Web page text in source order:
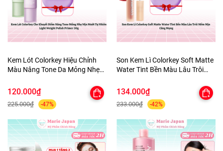
Kem Lót Colorkey Hiệu Chỉnh
Màu Nâng Tone Da Mỏng Nhẹ
Primer 30g - TẶNG 1 BÔNG MÚT
120.000₫
225.000₫ -47%
Son Kem Lì Colorkey Soft Matte
Water Tint Bền Màu Lâu Trôi
MÚT TÍM
134.000₫
233.000₫ -42%